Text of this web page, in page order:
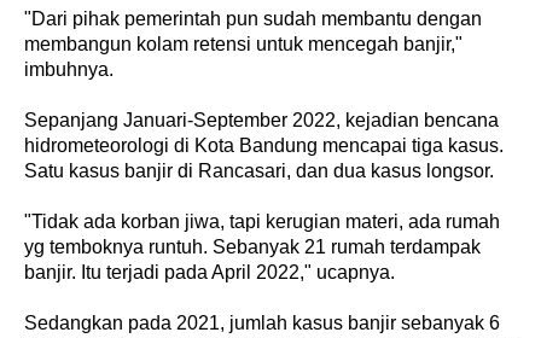
"Dari pihak pemerintah pun sudah membantu dengan
membangun kolam retensi untuk mencegah banjir,"
imbuhnya.
Sepanjang Januari-September 2022, kejadian bencana
hidrometeorologi di Kota Bandung mencapai tiga kasus.
Satu kasus banjir di Rancasari, dan dua kasus longsor.
"Tidak ada korban jiwa, tapi kerugian materi, ada rumah
yg temboknya runtuh. Sebanyak 21 rumah terdampak
banjir. Itu terjadi pada April 2022," ucapnya.
Sedangkan pada 2021, jumlah kasus banjir sebanyak 6